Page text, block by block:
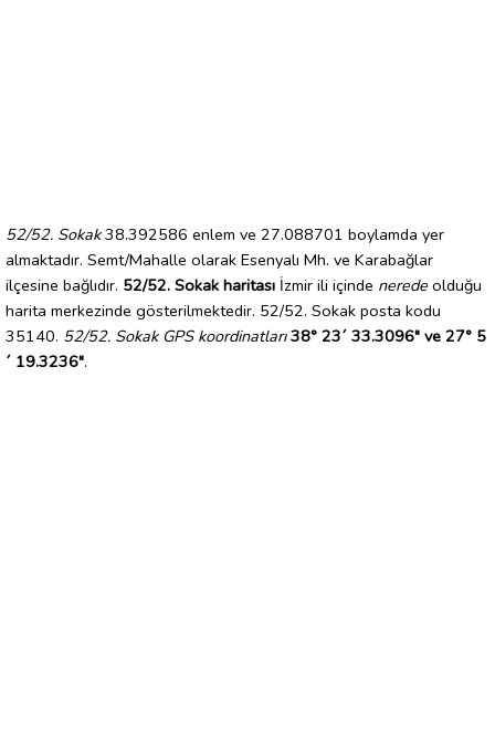
52/52. Sokak38.392586 enlem ve 27.088701 boylamda yer
almaktadır. Semt/Mahalle olarak Esenyalı Mh. ve Karabağlar
ilçesine bağlıdır. 52/52. Sokak haritası İzmir ili içinde nerede olduğu
harita merkezinde gösterilmektedir. 52/52. Sokak posta kodu
35140. 52/52. Sokak GPS koordinatları 38° 23´ 33.3096" ve 27° 5
´ 19.3236".